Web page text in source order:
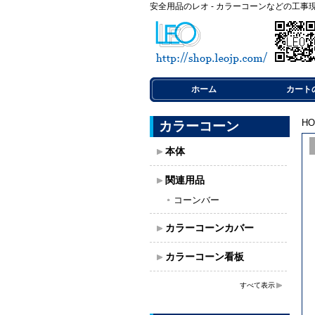
安全用品のレオ - カラーコーンなどの工事
ホーム カート
カラーコーン
本体
関連用品
コーンバー
カラーコーンカバー
カラーコーン看板
すべて表示